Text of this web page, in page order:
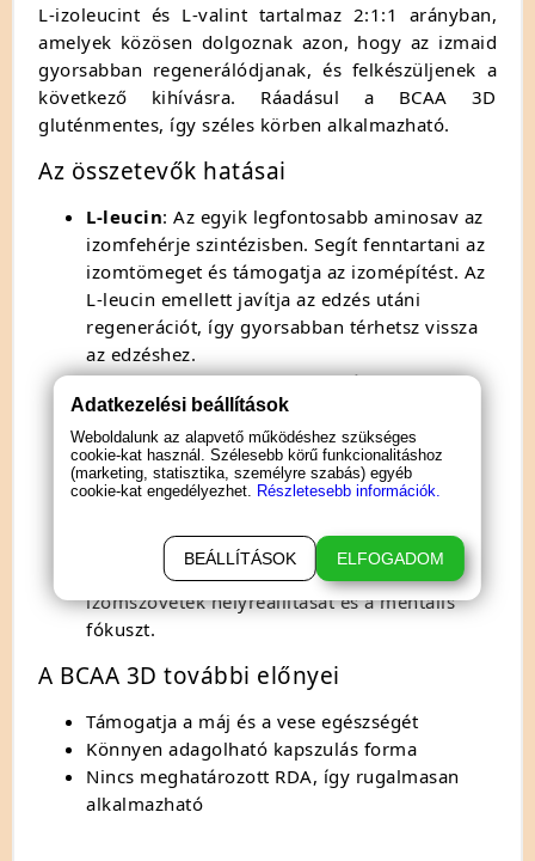
L-izoleucint és L-valint tartalmaz 2:1:1 arányban,
amelyek közösen dolgoznak azon, hogy az izmaid
gyorsabban regenerálódjanak, és felkészüljenek a
következő kihívásra. Ráadásul a BCAA 3D
gluténmentes, így széles körben alkalmazható.
Az összetevők hatásai
L-leucin: Az egyik legfontosabb aminosav az
izomfehérje szintézisben. Segít fenntartani az
izomtömeget és támogatja az izomépítést. Az
L-leucin emellett javítja az edzés utáni
regenerációt, így gyorsabban térhetsz vissza
az edzéshez.
L-izoleucin: Fontos szerepet játszik az
energiaszint fenntartásában és a fáradtság
csökkentésében. Az L-izoleucin hozzájárul az
immunrendszer erősítéséhez és az
izomregenerációhoz.
energiával való ellátásában, így növeli az
állóképességet. Továbbá, támogatja az
izomszövetek helyreállítását és a mentális
fókuszt.
A BCAA 3D további előnyei
Támogatja a máj és a vese egészségét
Könnyen adagolható kapszulás forma
Nincs meghatározott RDA, így rugalmasan
alkalmazható
Adatkezelési beállítások
Weboldalunk az alapvető működéshez szükséges
cookie-kat használ. Szélesebb körű funkcionalitáshoz
(marketing, statisztika, személyre szabás) egyéb
cookie-kat engedélyezhet. Részletesebb információk.
BEÁLLÍTÁSOK ELFOGADOM